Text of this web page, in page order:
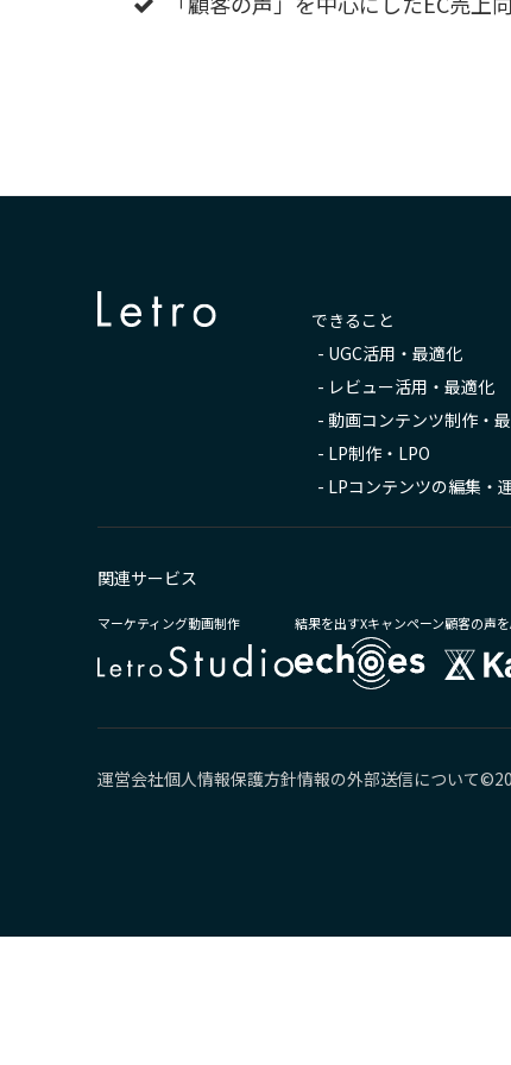
できること
- UGC活用・最適化
- レビュー活用・最適化
- 動画コンテンツ制作・
- LP制作・LPO
- LPコンテンツの編集・
関連サービス
マーケティング動画制作 結果を出すXキャンペーン顧客の声
運営会社個人情報保護方針情報の外部送信について